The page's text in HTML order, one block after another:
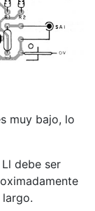
muy bajo, lo
debe ser